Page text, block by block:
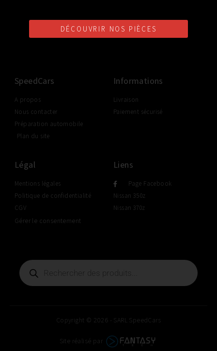
LIVRAISON SHOP2SHOP
PAIEMENT EN LIGNE
CONSEILS PERSONNALISÉS
D'UN PROFESSIONNEL
SpeedCars
A propos
Nous contacter
Préparation automobile
Plan du site
Informations
Livraison
Paiement sécurisé
Légal
Mentions légales
Politique de confidentialité
CGV
Gérer le consentement
Liens
Page Facebook
Nissan 350z
Nissan 370z
Copyright © 2026 - SARL SpeedCars
Site réalisé par
DÉCOUVRIR NOS PIÈCES